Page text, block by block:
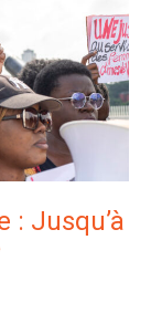
: Jusqu’à